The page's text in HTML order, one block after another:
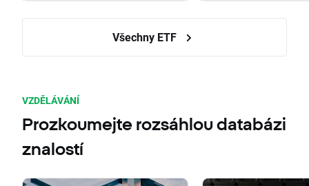
Všechny ETF
VZDĚLÁVÁNÍ
Prozkoumejte rozsáhlou databázi
znalostí